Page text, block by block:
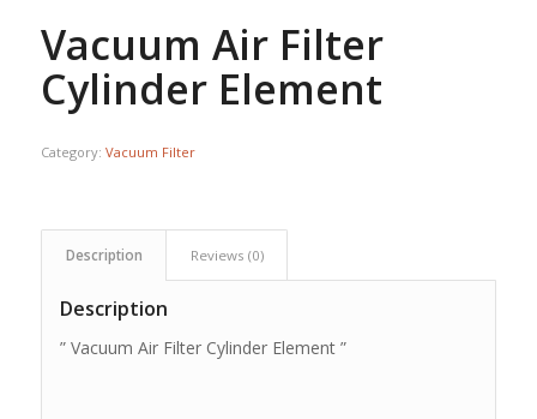
Vacuum Air Filter
Cylinder Element
Category: Vacuum Filter
Description Reviews (0)
Description
” Vacuum Air Filter Cylinder Element ”